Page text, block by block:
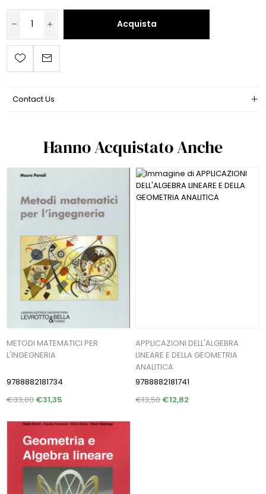
Acquista
Contact Us
Hanno Acquistato Anche
METODI MATEMATICI PER
L'INGEGNERIA
9788882181734
€33,00 €31,35
APPLICAZIONI DELL'ALGEBRA
LINEARE E DELLA GEOMETRIA
ANALITICA
9788882181741
€13,50€12,82